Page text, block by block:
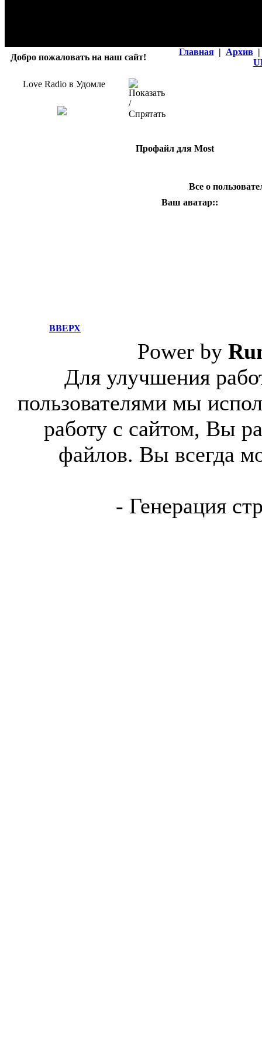
Добро пожаловать на наш сайт!
Главная | Архив |
Love Radio в Удомле
Профайл для Most
Все о
Ваш аватар::
ВВЕРХ
Power by
Для улучшения
пользователями мы
работу с сайтом, Вы
файлов. Вы всегда
- Генерация